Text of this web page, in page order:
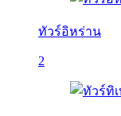
ทัวร์อิหร่าน
2